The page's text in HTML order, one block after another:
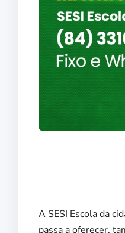
A SESI Escola da
passa a oferecer,